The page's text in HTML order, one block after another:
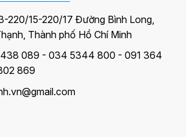
220/15-220/17 Đường Bình Long,
Thành phố Hồ Chí Minh
089 - 034 5344 800 - 091 364
869